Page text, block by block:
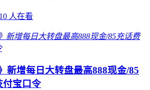
人在看
新增每日大转盘最高888现金/85
付宝口令